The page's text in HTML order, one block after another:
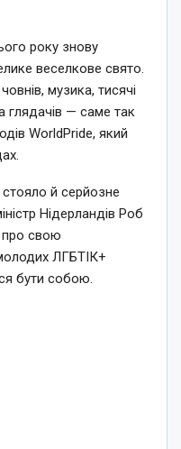
року знову
веселкове свято.
музика, тисячі
глядачів — саме так
WorldPride, який
й серйозне
Нідерландів Роб
про свою
ЛГБТІК+
бути собою.